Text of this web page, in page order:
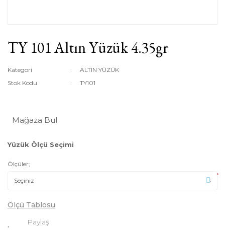
TY 101 Altın Yüzük 4.35gr
Kategori
ALTIN YÜZÜK
Stok Kodu
TY101
Mağaza Bul
Yüzük Ölçü Seçimi
Ölçüler;
*
Ölçü Tablosu
Paylaş